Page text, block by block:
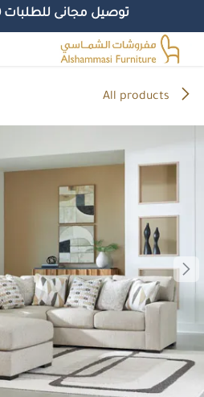
توصيل مجانى للطلبات 1500 فيما فوق
تخطي للذهاب إلى المحتوى
All products